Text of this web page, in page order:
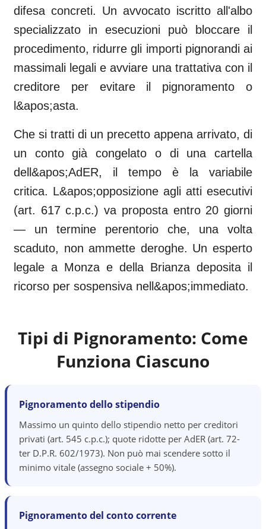
difesa concreti. Un avvocato iscritto all'albo
specializzato in esecuzioni può bloccare il
procedimento, ridurre gli importi pignorandi ai
massimali legali e avviare una trattativa con il
creditore per evitare il pignoramento o
l&apos;asta.
Che si tratti di un precetto appena arrivato, di
un conto già congelato o di una cartella
dell&apos;AdER, il tempo è la variabile
critica. L&apos;opposizione agli atti esecutivi
(art. 617 c.p.c.) va proposta entro 20 giorni
— un termine perentorio che, una volta
scaduto, non ammette deroghe. Un esperto
legale a Monza e della Brianza deposita il
ricorso per sospensiva nell&apos;immediato.
Tipi di Pignoramento: Come
Funziona Ciascuno
Pignoramento dello stipendio
Massimo un quinto dello stipendio netto per creditori
privati (art. 545 c.p.c.); quote ridotte per AdER (art. 72-
ter D.P.R. 602/1973). Non può mai scendere sotto il
minimo vitale (assegno sociale + 50%).
Pignoramento del conto corrente